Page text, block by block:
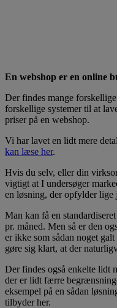
En webshop er en online
Der findes mange
forskellige systemer til at
priser på en webshop.
Vi har lavet en lidt mere
kan læse her.
Hvis du selv, eller din
vigtigt at I undersøger
en løsning, der opfylder lige
Man kan få en
pr. måned. Men så er den
er ikke som sådan noget
gøre sig klart, at der
Der findes også enkelte lidt
der er lidt færre
eksempel på en sådan
tilbyder her.